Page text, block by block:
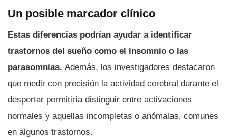
Un posible marcador clínico
Estas diferencias podrían ayudar a identificar
trastornos del sueño como el insomnio o las
parasomnias. Además, los investigadores destacaron
que medir con precisión la actividad cerebral durante el
despertar permitiría distinguir entre activaciones
normales y aquellas incompletas o anómalas, comunes
en algunos trastornos.